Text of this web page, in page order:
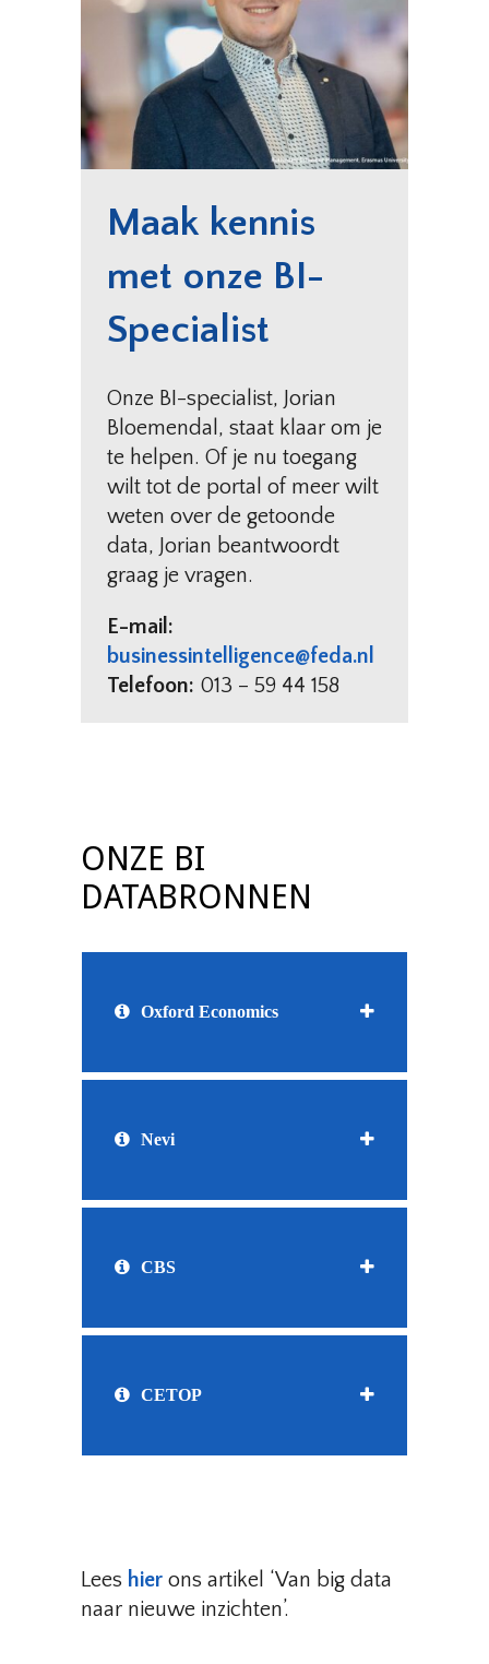
Maak kennis
met onze BI-
Specialist
Onze BI-specialist, Jorian
Bloemendal, staat klaar om je
te helpen. Of je nu toegang
wilt tot de portal of meer wilt
weten over de getoonde
data, Jorian beantwoordt
graag je vragen.
E-mail:
businessintelligence@feda.nl
Telefoon: 013 – 59 44 158
ONZE BI
DATABRONNEN
Oxford Economics
Nevi
CBS
CETOP
Lees hier ons artikel ‘Van big data
naar nieuwe inzichten’.